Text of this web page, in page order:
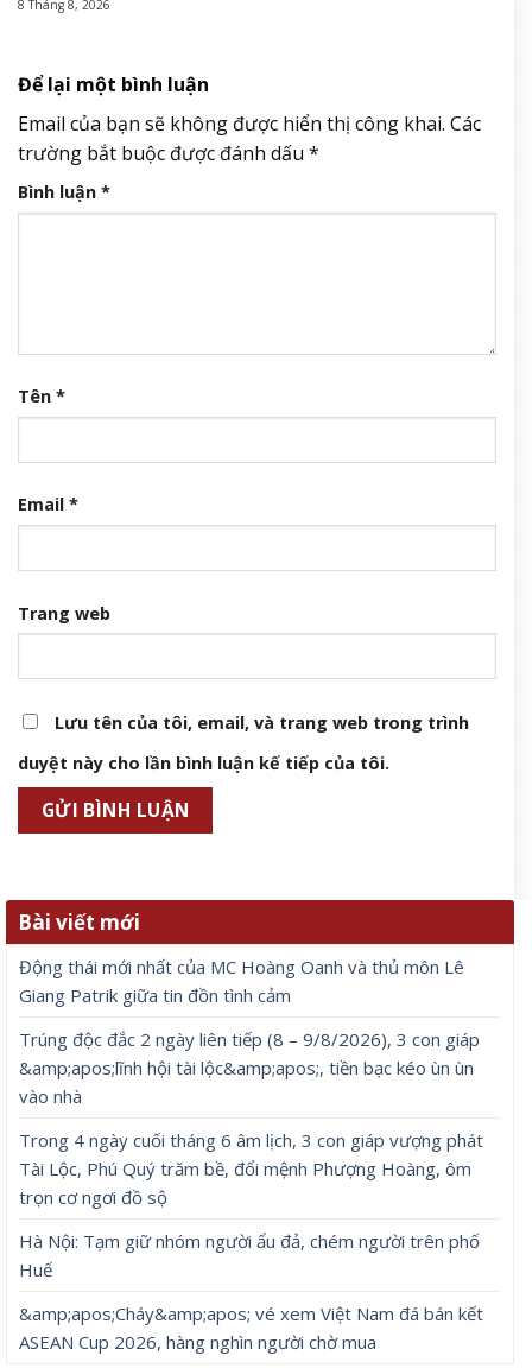
8 Tháng 8, 2026
Để lại một bình luận
Email của bạn sẽ không được hiển thị công khai. Các
trường bắt buộc được đánh dấu *
Bình luận *
Tên *
Email *
Trang web
Lưu tên của tôi, email, và trang web trong trình
duyệt này cho lần bình luận kế tiếp của tôi.
Bài viết mới
Động thái mới nhất của MC Hoàng Oanh và thủ môn Lê
Giang Patrik giữa tin đồn tình cảm
Trúng độc đắc 2 ngày liên tiếp (8 – 9/8/2026), 3 con giáp
&amp;apos;lĩnh hội tài lộc&amp;apos;, tiền bạc kéo ùn ùn
vào nhà
Trong 4 ngày cuối tháng 6 âm lịch, 3 con giáp vượng phát
Tài Lộc, Phú Quý trăm bề, đổi mệnh Phượng Hoàng, ôm
trọn cơ ngơi đồ sộ
Hà Nội: Tạm giữ nhóm người ẩu đả, chém người trên phố
Huế
&amp;apos;Cháy&amp;apos; vé xem Việt Nam đá bán kết
ASEAN Cup 2026, hàng nghìn người chờ mua